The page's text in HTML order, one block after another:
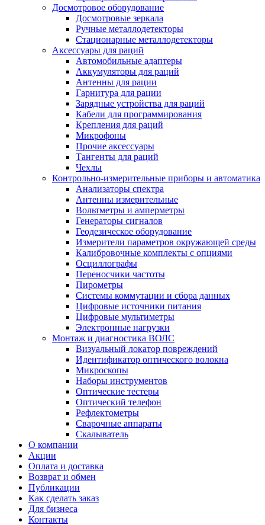
Досмотровое оборудование
Досмотровые зеркала
Ручные металлодетекторы
Стационарные металлодетекторы
Аксессуары для раций
Автомобильные адаптеры
Аккумуляторы для раций
Антенны для рации
Гарнитура для рации
Зарядные устройства для раций
Кабели для программирования
Крепления для раций
Микрофоны
Прочие аксессуары
Тангенты для раций
Чехлы
Контрольно-измерительные приборы и автоматика
Анализаторы спектра
Антенны измерительные
Вольтметры и амперметры
Генераторы сигналов
Геодезическое оборудование
Измерители параметров окружающей среды
Калибровочные комплекты с опциями
Осциллографы
Переносчики частоты
Пирометры
Системы коммутации и сбора данных
Цифровые источники питания
Цифровые мультиметры
Электронные нагрузки
Монтаж и диагностика ВОЛС
Визуальный локатор повреждений
Идентификатор оптического волокна
Микроскопы
Наборы инструментов
Оптические тестеры
Оптический телефон
Рефлектометры
Сварочные аппараты
Скалыватель
О компании
Акции
Оплата и доставка
Возврат и обмен
Публикации
Как сделать заказ
Для бизнеса
Контакты